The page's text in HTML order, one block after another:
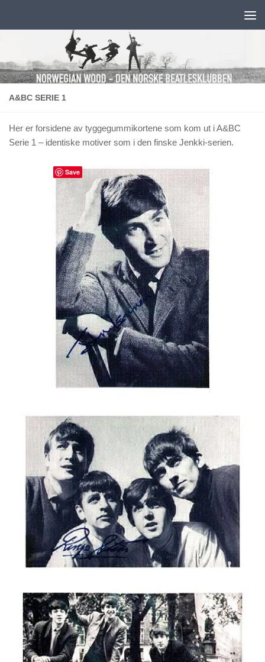
A&BC SERIE 1
Her er forsidene av tyggegummikortene som kom ut i A&BC
Serie 1 – identiske motiver som i den finske Jenkki-serien.
Save